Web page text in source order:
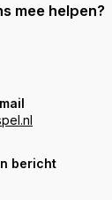
mee helpen?
bericht